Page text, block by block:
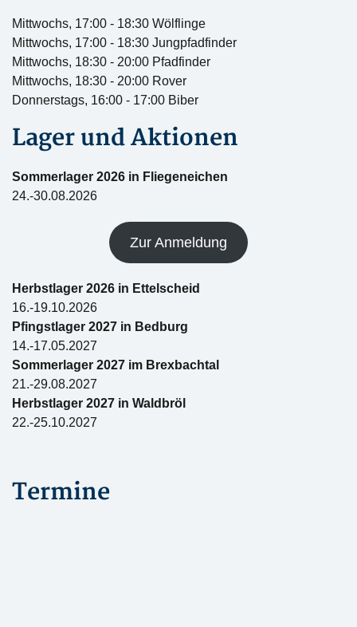
Mittwochs, 17:00 - 18:30 Wölflinge
Mittwochs, 17:00 - 18:30 Jungpfadfinder
Mittwochs, 18:30 - 20:00 Pfadfinder
Mittwochs, 18:30 - 20:00 Rover
Donnerstags, 16:00 - 17:00 Biber
Lager und Aktionen
Sommerlager 2026 in Fliegeneichen
24.-30.08.2026
Zur Anmeldung
Herbstlager 2026 in Ettelscheid
16.-19.10.2026
Pfingstlager 2027 in Bedburg
14.-17.05.2027
Sommerlager 2027 im Brexbachtal
21.-29.08.2027
Herbstlager 2027 in Waldbröl
22.-25.10.2027
Termine